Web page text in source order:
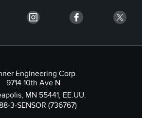
Engineering Corp.
9714 10th Ave N
MN 55441, EE.UU.
3-SENSOR (736767)